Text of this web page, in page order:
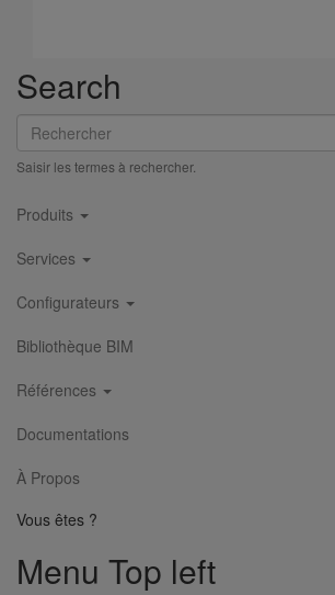
Search
Rechercher
Saisir les termes à rechercher.
Main
navigation
Produits
Services
Configurateurs
Bibliothèque BIM
Références
Documentations
À Propos
Vous êtes ?
Menu Top left